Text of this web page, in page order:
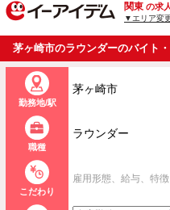
関東 の求人
▼エリア変
茅ヶ崎市のラウンダーのバイト
勤務地/駅
茅ヶ崎市
職種
ラウンダー
こだわり
雇用形態、給与、特